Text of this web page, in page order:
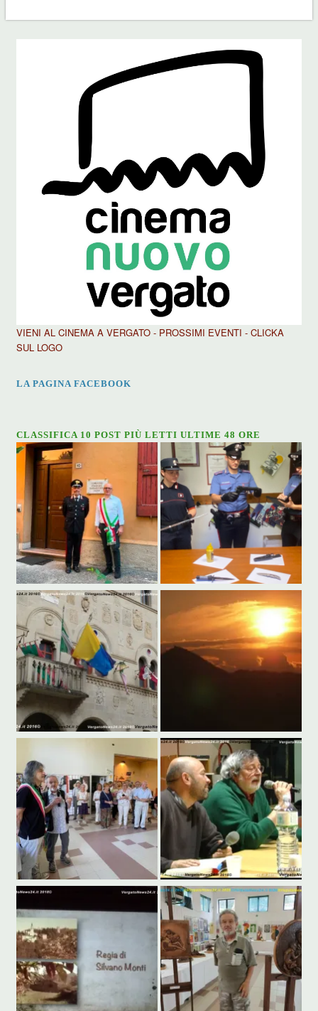
VIENI AL CINEMA A VERGATO - PROSSIMI EVENTI - CLICKA
SUL LOGO
LA PAGINA FACEBOOK
CLASSIFICA 10 POST PIÙ LETTI ULTIME 48 ORE